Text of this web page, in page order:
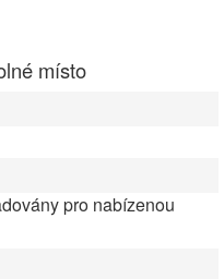
místo
pro nabízenou